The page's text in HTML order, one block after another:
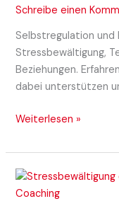
Schreibe einen
Selbstregulation
Stressbewältigung,
Beziehungen.
dabei unterstützen
Weiterlesen »
Coaching
Retreat